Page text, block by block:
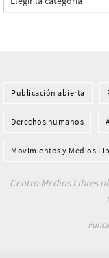
Publicación abierta
Derechos humanos
Movimientos y Medios
Centro Medios Libres